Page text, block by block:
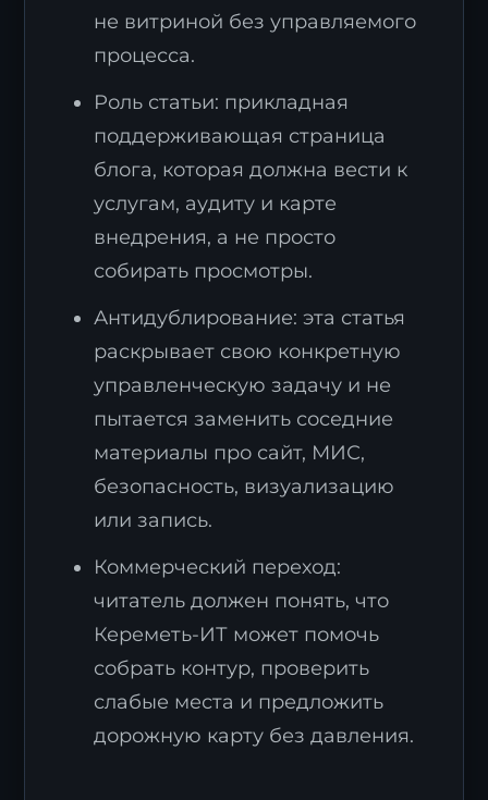
не витриной без управляемого
процесса.
Роль статьи: прикладная
поддерживающая страница
блога, которая должна вести к
услугам, аудиту и карте
внедрения, а не просто
собирать просмотры.
Антидублирование: эта статья
раскрывает свою конкретную
управленческую задачу и не
пытается заменить соседние
материалы про сайт, МИС,
безопасность, визуализацию
или запись.
Коммерческий переход:
читатель должен понять, что
Кереметь-ИТ может помочь
собрать контур, проверить
слабые места и предложить
дорожную карту без давления.